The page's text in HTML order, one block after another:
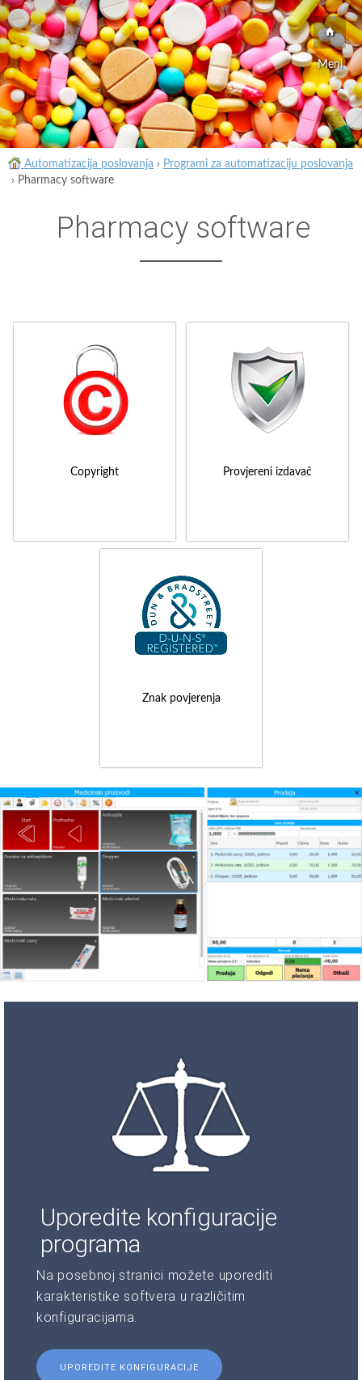
Meni
Automatizacija poslovanja › Programi za automatizaciju poslovanja
› Pharmacy software
Pharmacy software
Copyright Provjereni izdavač
Znak povjerenja
Uporedite konfiguracije
programa
Na posebnoj stranici možete uporediti
karakteristike softvera u različitim
konfiguracijama.
UPOREDITE KONFIGURACIJE